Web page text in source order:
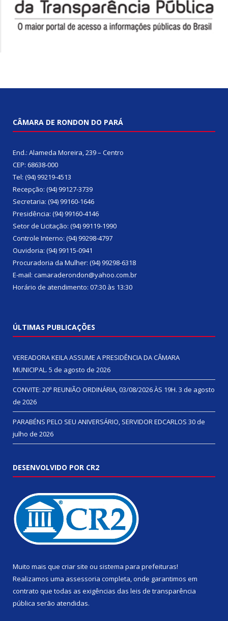
CÂMARA DE RONDON DO PARÁ
End.: Alameda Moreira, 239 – Centro
CEP: 68638-000
Tel: (94) 99219-4513
Recepção: (94) 99127-3739
Secretaria: (94) 99160-1646
Presidência: (94) 99160-4146
Setor de Licitação: (94) 99119-1990
Controle Interno: (94) 99298-4797
Ouvidoria: (94) 99115-0941
Procuradoria da Mulher: (94) 99298-6318
E-mail: camaraderondon@yahoo.com.br
Horário de atendimento: 07:30 às 13:30
ÚLTIMAS PUBLICAÇÕES
VEREADORA KEILA ASSUME A PRESIDÊNCIA DA CÂMARA
MUNICIPAL. 5 de agosto de 2026
CONVITE: 20ª REUNIÃO ORDINÁRIA, 03/08/2026 ÀS 19H. 3 de agosto
de 2026
PARABÉNS PELO SEU ANIVERSÁRIO, SERVIDOR EDCARLOS 30 de
julho de 2026
DESENVOLVIDO POR CR2
Muito mais que criar site ou sistema para prefeituras!
Realizamos uma assessoria completa, onde garantimos em
contrato que todas as exigências das leis de transparência
pública serão atendidas.